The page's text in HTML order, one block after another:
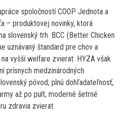
spoločností COOP Jednota a
– produktovej novinky, ktorá
slovenský trh. BCC (Better Chicken
uznávaný štandard pre chov a
vyšší welfare zvierat. HYZA však
prísnych medzinárodných
pôvod, plnú dohľadateľnosť,
až po pult, moderné šetrné
zdravia zvierat.